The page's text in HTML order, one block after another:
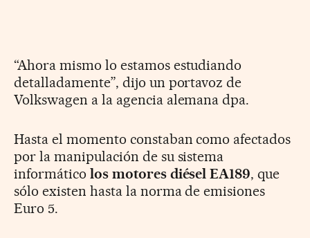
“Ahora mismo lo estamos estudiando
detalladamente”, dijo un portavoz de
Volkswagen a la agencia alemana dpa.
Hasta el momento constaban como afectados
por la manipulación de su sistema
informático los motores diésel EA189, que
sólo existen hasta la norma de emisiones
Euro 5.